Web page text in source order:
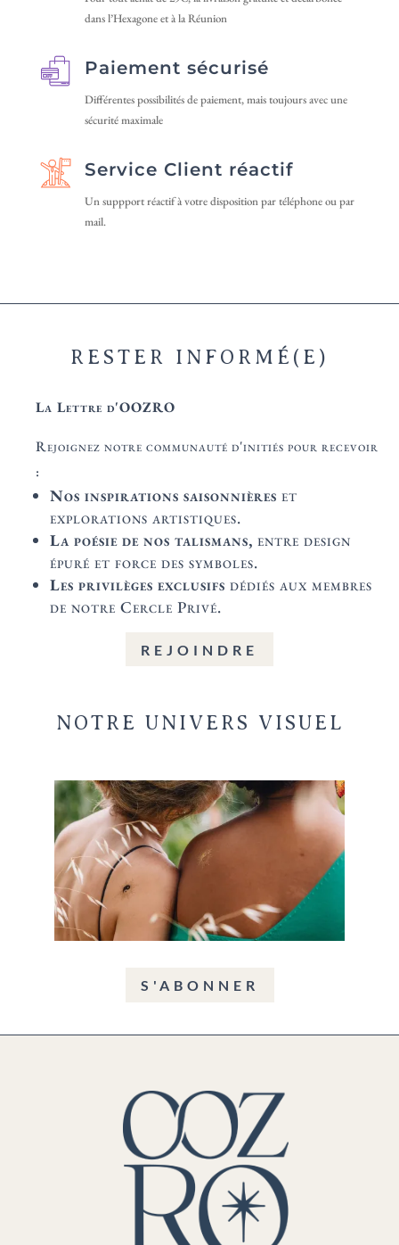
produit
la
du
produit
dans l’Hexagone et à la Réunion
Paiement sécurisé
Différentes possibilités de paiement, mais toujours avec une
sécurité maximale
Service Client réactif
Un suppport réactif à votre disposition par téléphone ou par
mail.
RESTER INFORMÉ(E)
La Lettre d'OOZRO
Rejoignez notre communauté d'initiés pour recevoir
:
Nos inspirations saisonnières et
explorations artistiques.
La poésie de nos talismans, entre design
épuré et force des symboles.
Les privilèges exclusifs dédiés aux membres
de notre Cercle Privé.
REJOINDRE
NOTRE UNIVERS VISUEL
S'ABONNER